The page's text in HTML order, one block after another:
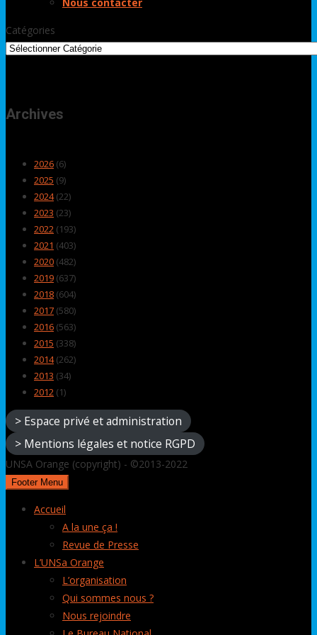
Catégories
Archives
2026 (6)
2025 (9)
2024(22)
2023 (23)
2022 (193)
2021 (403)
2020 (482)
2019 (637)
2018 (604)
2017 (580)
2016 (563)
2015 (338)
2014(262)
2013 (34)
2012 (1)
> Espace privé et administration
> Mentions légales et notice RGPD
UNSA Orange (copyright) - ©2013-2022
Footer Menu
Accueil
A la une ça !
Revue de Presse
L’UNSa Orange
L’organisation
Qui sommes nous ?
Nous rejoindre